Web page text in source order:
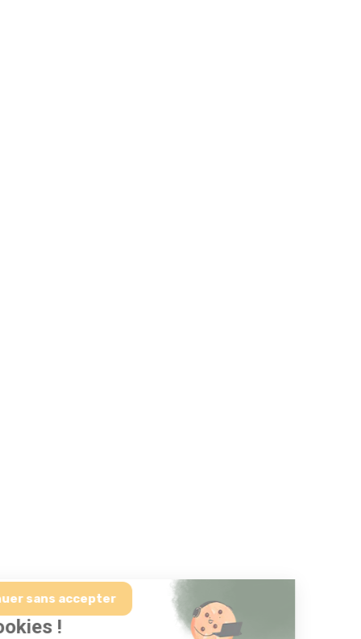
Continuer sans accepter
Salut c'est nous...
les Cookies !